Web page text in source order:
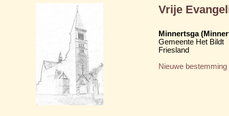
Vrije
Minnertsga
Gemeente Het Bildt
Friesland
Nieuwe bestemming